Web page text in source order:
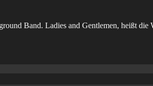
Band. Ladies and Gentlemen, heißt